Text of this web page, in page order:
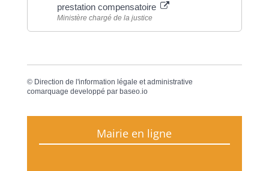
prestation compensatoire
Ministère chargé de la justice
© Direction de l'information légale et administrative
comarquage developpé par baseo.io
Mairie en ligne